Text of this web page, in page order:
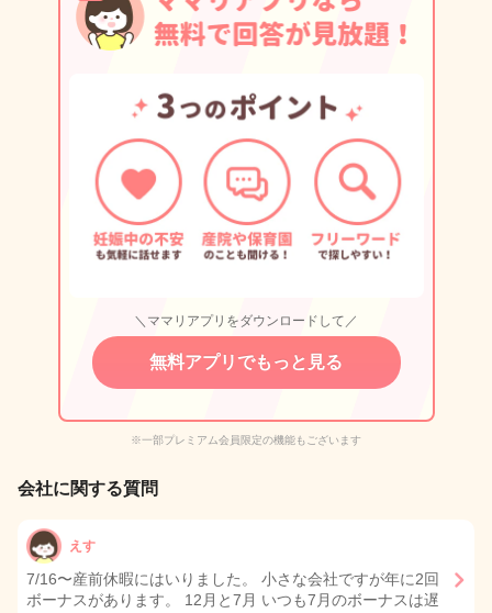
＼ママリアプリをダウンロードして／
無料アプリでもっと見る
※一部プレミアム会員限定の機能もございます
会社に関する質問
えす
7/16〜産前休暇にはいりました。 小さな会社ですが年に2回
ボーナスがあります。 12月と7月 いつも7月のボーナスは遅